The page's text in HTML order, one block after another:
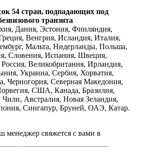
54 стран, подпадающих под
транзита
Дания, Эстония, Финляндия,
Венгрия, Исландия, Италия,
Мальта, Нидерланды, Польша,
Словения, Испания, Швеция,
Великобритания, Ирландия,
Украина, Сербия, Хорватия,
Черногория, Северная Македония,
США, Канада, Бразилия,
Австралия, Новая Зеландия,
Сингапур, Бруней, ОАЭ, Катар.
менеджер свяжется с вами в